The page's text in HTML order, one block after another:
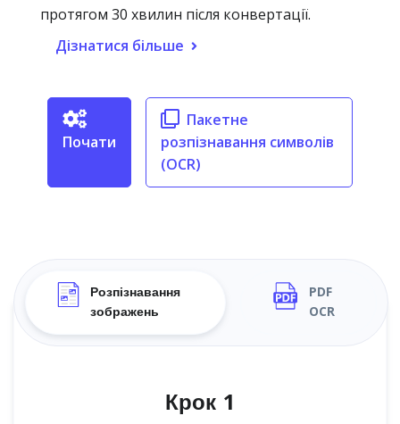
протягом 30 хвилин після конвертації.
Дізнатися більше
Почати
Пакетне
розпізнавання символів
(OCR)
Розпізнавання
зображень
PDF
OCR
Крок 1